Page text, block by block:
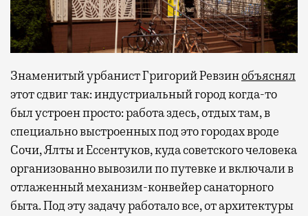
Знаменитый урбанист Григорий Ревзинобъяснял
этот сдвиг так: индустриальный город когда-то
был устроен просто: работа здесь, отдых там, в
специально выстроенных под это городах вроде
Сочи, Ялты и Ессентуков, куда советского человека
организованно вывозили по путевке и включали в
отлаженный механизм-конвейер санаторного
быта. Под эту задачу работало все, от архитектуры